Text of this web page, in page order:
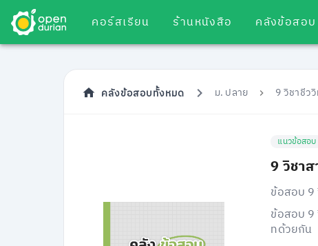
คอร์สเรียน ร้านหนังสือ คลังข้อสอบ
คลังข้อสอบทั้งหมด ม. ปลาย 9 วิชาชีว
แนวข้อสอบ
9 วิชา
ข้อสอบ 9
ข้อสอบ
ทด้วยกัน